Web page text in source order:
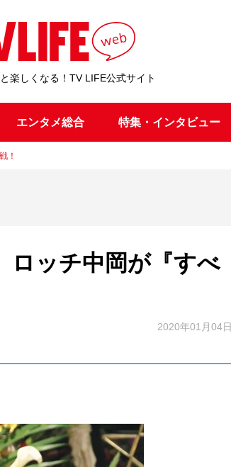
楽しくなる！TV LIFE公式サイト
エンタメ総合 特集・インタビュー
！
ロッチ中岡が『すべ
2020年01月04日